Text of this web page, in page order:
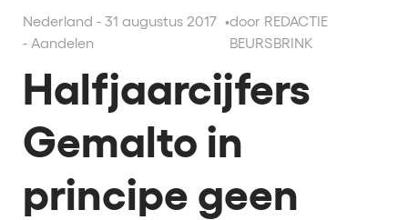
Nederland - 31 augustus 2017
- Aandelen
•door REDACTIE
BEURSBRINK
Halfjaarcijfers
Gemalto in
principe geen